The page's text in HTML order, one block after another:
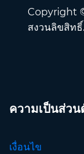
Copyright
สงวนลิขสิทธิ์.
ความเป็นส่ว
เงื่อนไข